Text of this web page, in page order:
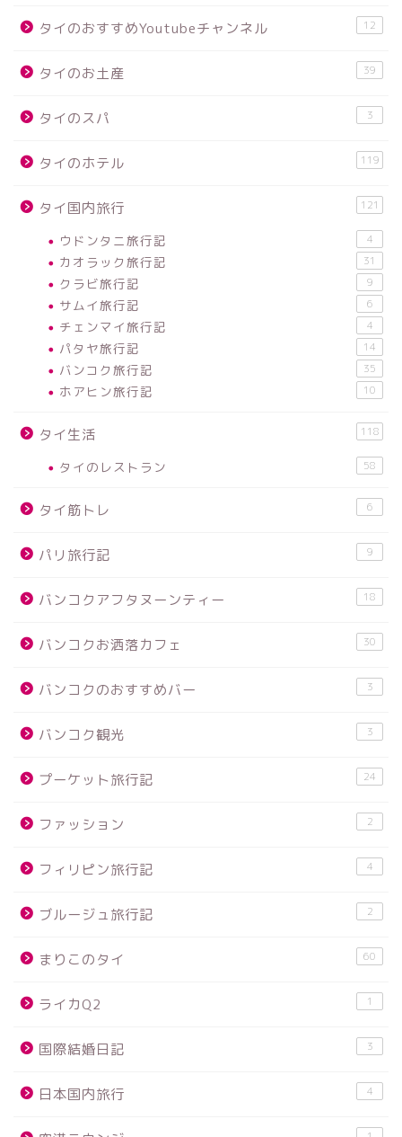
タイのおすすめYoutubeチャンネル 12
タイのお土産 39
タイのスパ 3
タイのホテル 119
タイ国内旅行 121
ウドンタニ旅行記 4
カオラック旅行記 31
クラビ旅行記 9
サムイ旅行記 6
チェンマイ旅行記 4
パタヤ旅行記 14
バンコク旅行記 35
ホアヒン旅行記 10
タイ生活 118
タイのレストラン 58
タイ筋トレ 6
パリ旅行記 9
バンコクアフタヌーンティー 18
バンコクお洒落カフェ 30
バンコクのおすすめバー 3
バンコク観光 3
プーケット旅行記 24
ファッション 2
フィリピン旅行記 4
ブルージュ旅行記 2
まりこのタイ 60
ライカQ2 1
国際結婚日記 3
日本国内旅行 4